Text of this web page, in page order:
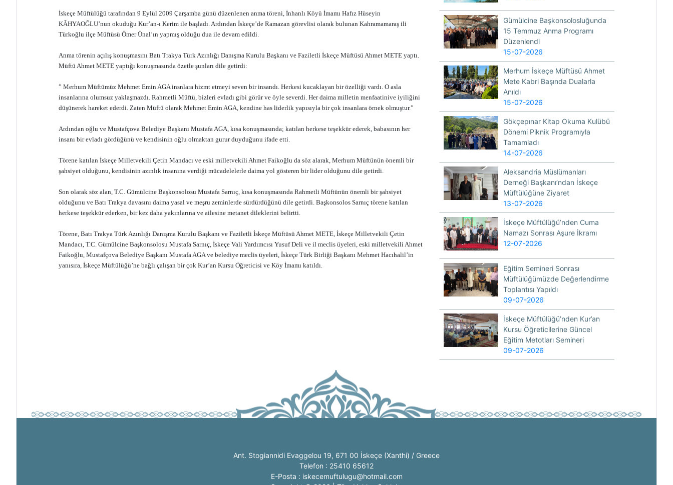
İskeçe Müftülüğü tarafından 9 Eylül 2009 Çarşamba günü düzenlenen anma töreni, İnhanlı Köyü İmamı Hafız Hüseyin
KÂHYAOĞLU’nun okuduğu Kur’an-ı Kerim ile başladı. Ardından İskeçe’de Ramazan görevlisi olarak bulunan Kahramamaraş ili
Türkoğlu ilçe Müftüsü Ömer Ünal’ın yapmış olduğu dua ile devam edildi.
Anma törenin açılış konuşmasını Batı Trakya Türk Azınlığı Danışma Kurulu Başkanı ve Faziletli İskeçe Müftüsü Ahmet METE yaptı.
Müftü Ahmet METE yaptığı konuşmasında özetle şunları dile getirdi:
” Merhum Müftümüz Mehmet Emin AGA insnlara hizmt etmeyi seven bir insandı. Herkesi kucaklayan bir özelliği vardı. O asla
insanlarına olumsuz yaklaşmazdı. Rahmetli Müftü, bizleri evladı gibi görür ve öyle severdi. Her daima milletin menfaatinive iyiliğini
düşünerek hareket ederdi. Zaten Müftü olarak Mehmet Emin AGA, kendine has liderlik yapısıyla bir çok insanlara örnek olmuştur.”
Ardından oğlu ve Mustafçova Belediye Başkanı Mustafa AGA, kısa konuşmasında; katılan herkese teşekkür ederek, babasının her
insanı bir evladı gördüğünü ve kendisinin oğlu olmaktan gurur duyduğunu ifade etti.
Törene katılan İskeçe Milletvekili Çetin Mandacı ve eski milletvekili Ahmet Faikoğlu da söz alarak, Merhum Müftünün önemli bir
şahsiyet olduğunu, kendisinin azınlık insanına verdiği mücadelelerle daima yol gösteren bir lider olduğunu dile getirdi.
Son olarak söz alan, T.C. Gümülcine Başkonsolosu Mustafa Sarnıç, kısa konuşmasında Rahmetli Müftünün önemli bir şahsiyet
olduğunu ve Batı Trakya davasını daima yasal ve meşru zeminlerde sürdürdüğünü dile getirdi. Başkonsolos Sarnıç törene katılan
herkese teşekkür ederken, bir kez daha yakınlarına ve ailesine metanet dileklerini belirtti.
Törene, Batı Trakya Türk Azınlığı Danışma Kurulu Başkanı ve Faziletli İskeçe Müftüsü Ahmet METE, İskeçe Milletvekili Çetin
Mandacı, T.C. Gümülcine Başkonsolosu Mustafa Sarnıç, İskeçe Vali Yardımcısı Yusuf Deli ve il meclis üyeleri, eski milletvekili Ahmet
Faikoğlu, Mustafçova Belediye Başkanı Mustafa AGA ve belediye meclis üyeleri, İskeçe Türk Birliği Başkanı Mehmet Hacıhalil’in
yanısıra, İskeçe Müftülüğü’ne bağlı çalışan bir çok Kur’an Kursu Öğreticisi ve Köy İmamı katıldı.
Gümülcine Başkonsolosluğunda
15 Temmuz Anma Programı
Düzenlendi
15-07-2026
Merhum İskeçe Müftüsü Ahmet
Mete Kabri Başında Dualarla
Anıldı
15-07-2026
Gökçepınar Kitap Okuma Kulübü
Dönemi Piknik Programıyla
Tamamladı
14-07-2026
Aleksandria Müslümanları
Derneği Başkanı’ndan İskeçe
Müftülüğüne Ziyaret
13-07-2026
İskeçe Müftülüğü’nden Cuma
Namazı Sonrası Aşure İkramı
12-07-2026
Eğitim Semineri Sonrası
Müftülüğümüzde Değerlendirme
Toplantısı Yapıldı
09-07-2026
İskeçe Müftülüğü’nden Kur’an
Kursu Öğreticilerine Güncel
Eğitim Metotları Semineri
09-07-2026
Ant. Stogiannidi Evaggelou 19, 671 00 İskeçe (Xanthi) / Greece
Telefon : 25410 65612
E-Posta : iskecemuftulugu@hotmail.com